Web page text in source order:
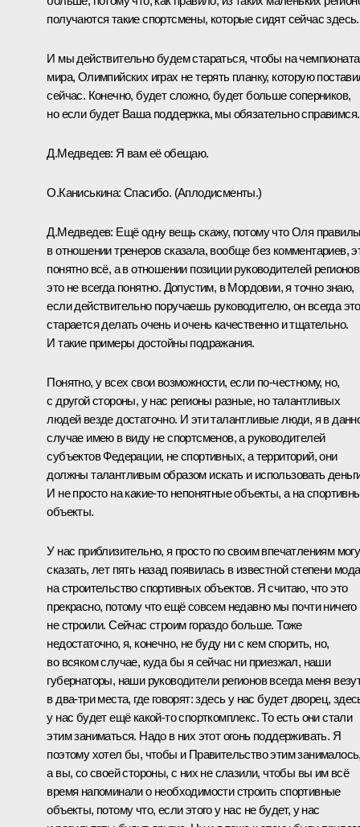
получаются такие спортсмены, которые сидят сейчас здесь.
И мы действительно будем стараться, чтобы на
мира, Олимпийских играх не терять планку, которую
сейчас. Конечно, будет сложно, будет больше соперников,
но если будет Ваша поддержка, мы обязательно справимся.
Д.Медведев: Я вам её обещаю.
О.Каниськина: Спасибо. (Аплодисменты.)
Д.Медведев: Ещё одну вещь скажу, потому что Оля
в отношении тренеров сказала, вообще без комментариев,
понятно всё, а в отношении позиции руководителей
это не всегда понятно. Допустим, в Мордовии, я точно знаю,
если действительно поручаешь руководителю, он всегда это
старается делать очень и очень качественно и тщательно.
И такие примеры достойны подражания.
Понятно, у всех свои возможности, если по‑честному, но,
с другой стороны, у нас регионы разные, но талантливых
людей везде достаточно. И эти талантливые люди, я в
случае имею в виду не спортсменов, а руководителей
субъектов Федерации, не спортивных, а территорий, они
должны талантливым образом искать и использовать
И не просто на какие‑то непонятные объекты, а на
объекты.
У нас приблизительно, я просто по своим впечатлениям могу
сказать, лет пять назад появилась в известной степени мода
на строительство спортивных объектов. Я считаю, что это
прекрасно, потому что ещё совсем недавно мы почти ничего
не строили. Сейчас строим гораздо больше. Тоже
недостаточно, я, конечно, не буду ни с кем спорить, но,
во всяком случае, куда бы я сейчас ни приезжал, наши
губернаторы, наши руководители регионов всегда меня
в два-три места, где говорят: здесь у нас будет дворец,
у нас будет ещё какой‑то спорткомплекс. То есть они стали
этим заниматься. Надо в них этот огонь поддерживать. Я
поэтому хотел бы, чтобы и Правительство этим
а вы, со своей стороны, с них не слазили, чтобы вы им всё
время напоминали о необходимости строить спортивные
объекты, потому что, если этого у нас не будет, у нас